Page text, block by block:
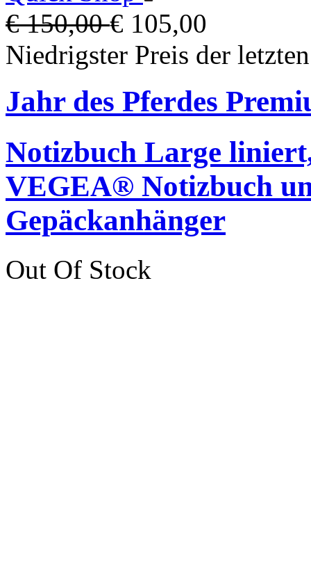
€ 150,00€ 105,00
Niedrigster Preis der
Jahr des Pferdes
Notizbuch Large
VEGEA® Notizbuch
Gepäckanhänger
Out Of Stock